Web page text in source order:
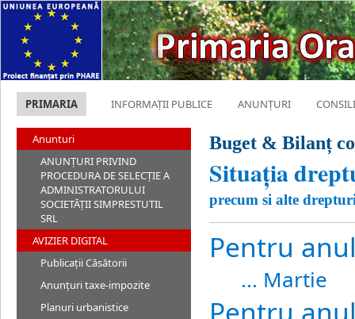
PRIMARIA INFORMAȚII PUBLICE ANUNȚURI
Anunturi
ANUNȚURI PRIVIND
PROCEDURA DE SELECȚIE A
ADMINISTRATORULUI
SOCIETĂȚII SIMPRESTUTIL
SRL
AVIZIER DIGITAL
Publicații Căsătorii
Anunțuri taxe-impozite
Planuri urbanistice
Buget & Bilanț
Situația
precum si alte
Pentru
... Martie
Pentru